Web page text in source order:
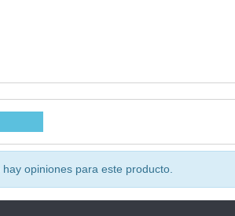
opiniones para este producto.